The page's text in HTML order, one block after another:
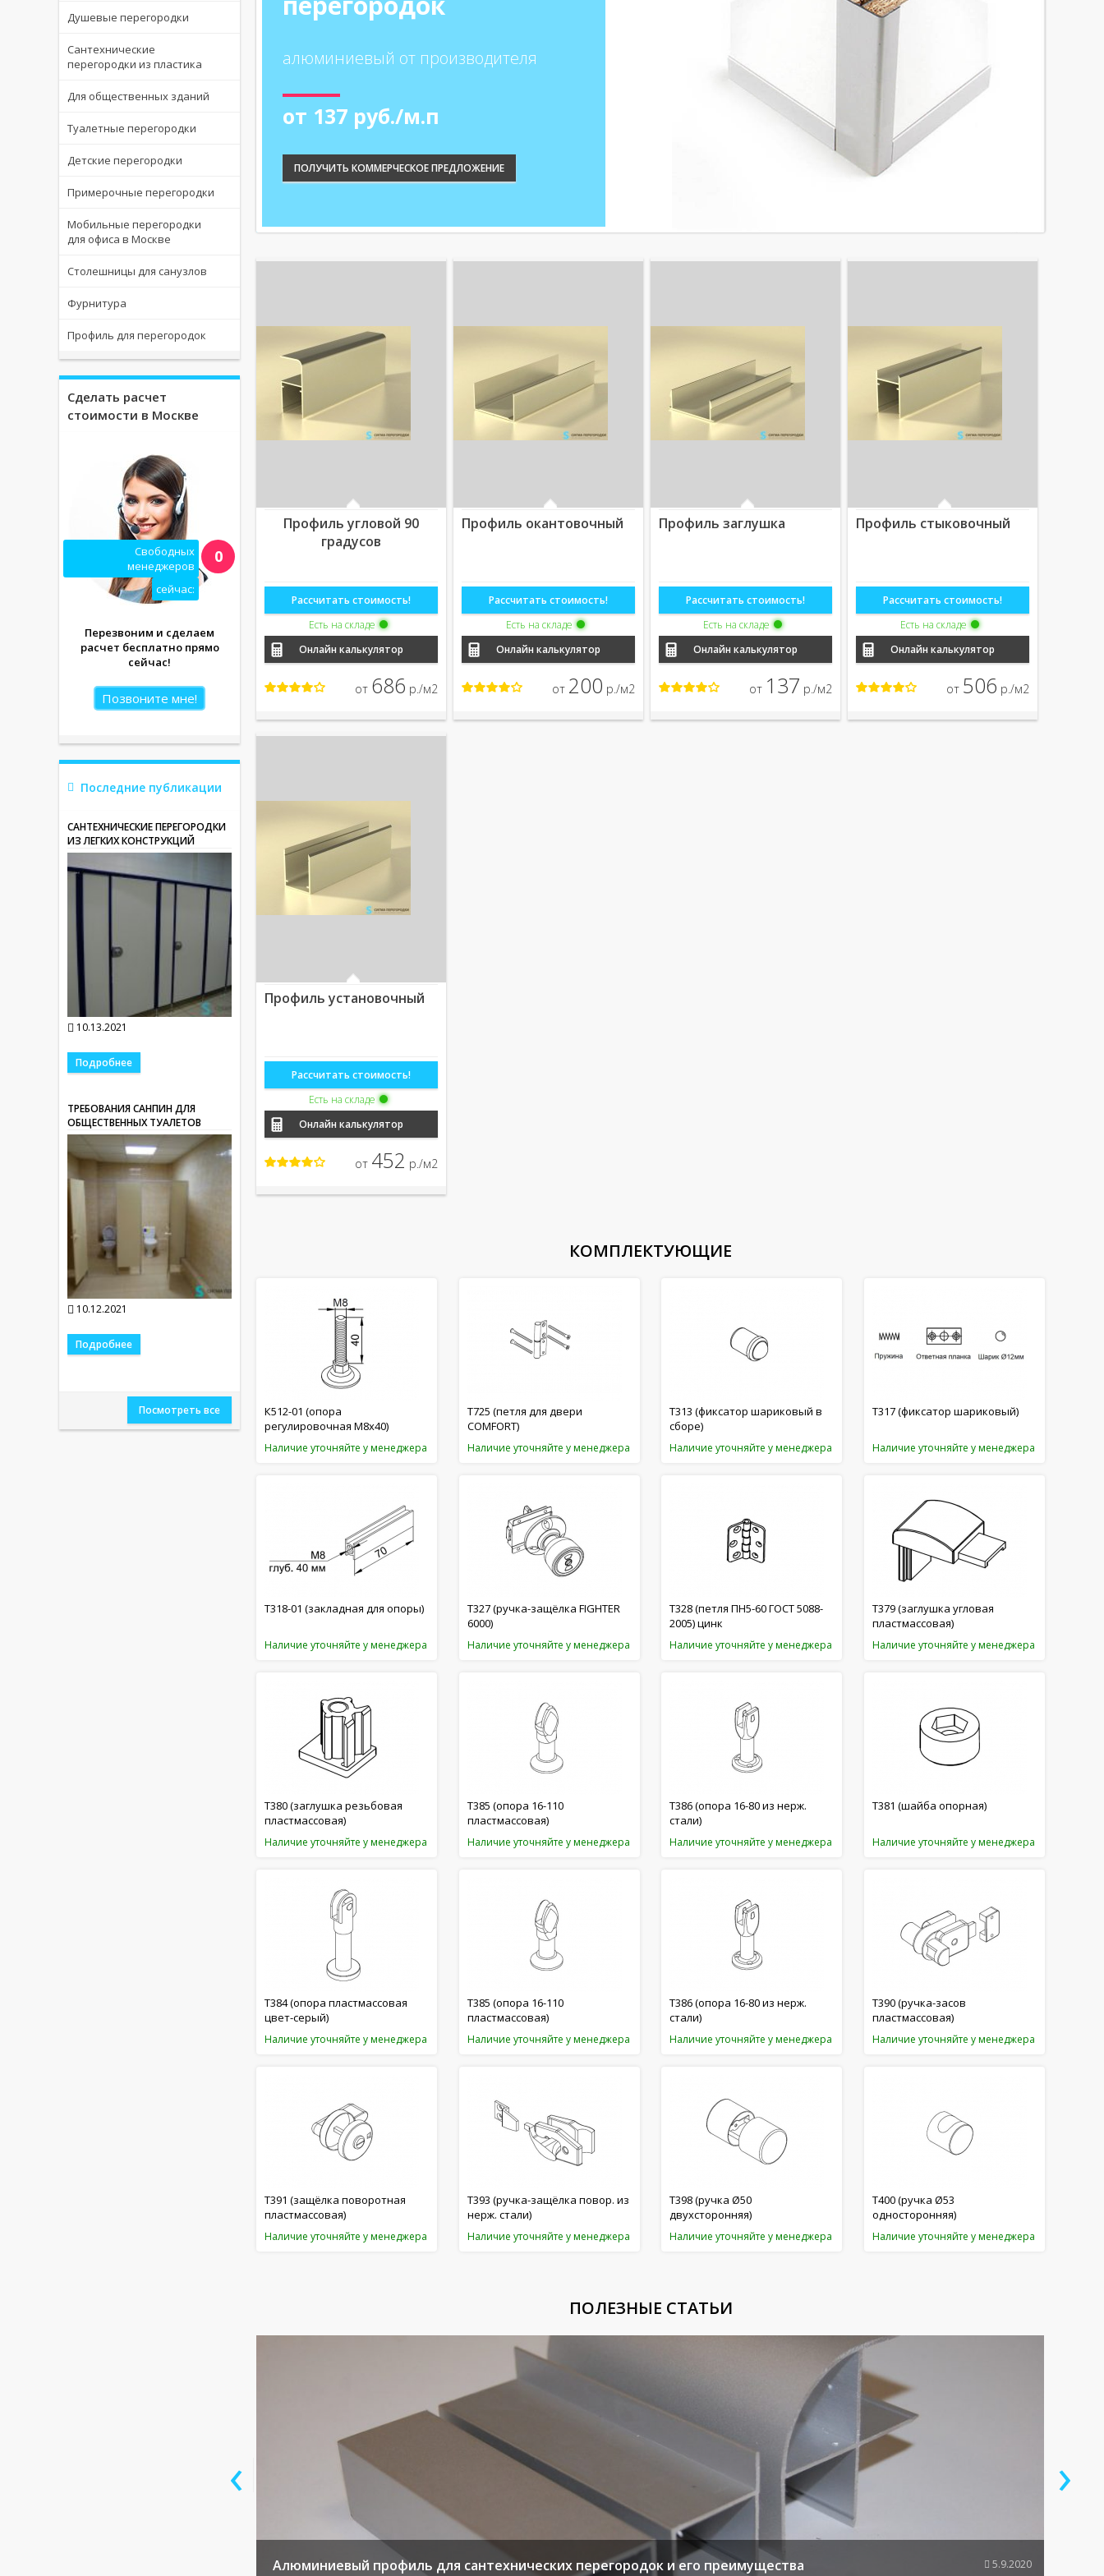
Душевые перегородки
Сантехнические
перегородки из пластика
Для общественных зданий
Туалетные перегородки
Детские перегородки
Примерочные перегородки
Мобильные перегородки
для офиса в Москве
Столешницы для санузлов
Фурнитура
Профиль для перегородок
Сделать расчет
стоимости в Москве
Свободных
менеджеров
сейчас:
0
Перезвоним и сделаем
расчет бесплатно прямо
сейчас!
Позвоните мне!
Последние публикации
САНТЕХНИЧЕСКИЕ ПЕРЕГОРОДКИ
ИЗ ЛЕГКИХ КОНСТРУКЦИЙ
10.13.2021
Подробнее
ТРЕБОВАНИЯ САНПИН ДЛЯ
ОБЩЕСТВЕННЫХ ТУАЛЕТОВ
10.12.2021
Подробнее
Посмотреть все
алюминиевый от производителя
от 137 руб./м.п
ПОЛУЧИТЬ КОММЕРЧЕСКОЕ ПРЕДЛОЖЕНИЕ
Профиль угловой 90
градусов
Рассчитать стоимость!
Есть на складе
Онлайн калькулятор
от 686 р./м2
Профиль окантовочный
Рассчитать стоимость!
Есть на складе
Онлайн калькулятор
от 200 р./м2
Профиль заглушка
Рассчитать стоимость!
Есть на складе
Онлайн калькулятор
от 137 р./м2
Профиль стыковочный
Рассчитать стоимость!
Есть на складе
Онлайн калькулятор
от 506 р./м2
Профиль установочный
Рассчитать стоимость!
Есть на складе
Онлайн калькулятор
от 452 р./м2
КОМПЛЕКТУЮЩИЕ
К512-01 (опора
регулировочная М8х40)
Наличие уточняйте у менеджера
Т725 (петля для двери
COMFORT)
Наличие уточняйте у менеджера
T313 (фиксатор шариковый в
сборе)
Наличие уточняйте у менеджера
T317 (фиксатор шариковый)
Наличие уточняйте у менеджера
T318-01 (закладная для опоры)
Наличие уточняйте у менеджера
T327 (ручка-защёлка FIGHTER
6000)
Наличие уточняйте у менеджера
T328 (петля ПН5-60 ГОСТ 5088-
2005) цинк
Наличие уточняйте у менеджера
T379 (заглушка угловая
пластмассовая)
Наличие уточняйте у менеджера
T380 (заглушка резьбовая
пластмассовая)
Наличие уточняйте у менеджера
T385 (опора 16-110
пластмассовая)
Наличие уточняйте у менеджера
T386 (опора 16-80 из нерж.
стали)
Наличие уточняйте у менеджера
T381 (шайба опорная)
Наличие уточняйте у менеджера
T384 (опора пластмассовая
цвет-серый)
Наличие уточняйте у менеджера
T385 (опора 16-110
пластмассовая)
Наличие уточняйте у менеджера
T386 (опора 16-80 из нерж.
стали)
Наличие уточняйте у менеджера
T390 (ручка-засов
пластмассовая)
Наличие уточняйте у менеджера
T391 (защёлка поворотная
пластмассовая)
Наличие уточняйте у менеджера
T393 (ручка-защёлка повор. из
нерж. стали)
Наличие уточняйте у менеджера
T398 (ручка Ø50
двухсторонняя)
Наличие уточняйте у менеджера
T400 (ручка Ø53
односторонняя)
Наличие уточняйте у менеджера
ПОЛЕЗНЫЕ СТАТЬИ
Алюминиевый профиль для сантехнических перегородок и его преимущества 5.9.2020
‹ ›